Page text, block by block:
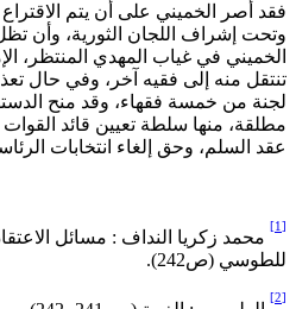
أصر الخميني على أن يتم الاقتراع
إشراف اللجان الثورية، وأن تظل
في غياب المهدي المنتظر،
منه إلى فقيه آخر، وفي حال تعذر
من خمسة فقهاء، وقد منح
منها سلطة تعيين قائد القوات
السلم، وحق إلغاء انتخابات الرئاسة
(ص242).